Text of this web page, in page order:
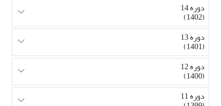
دوره 14
(1402)
دوره 13
(1401)
دوره 12
(1400)
دوره 11